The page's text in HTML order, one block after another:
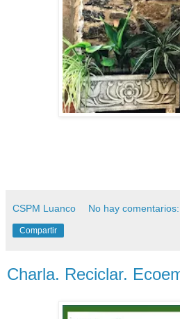
CSPM Luanco No hay comentarios:
Compartir
Charla. Reciclar.